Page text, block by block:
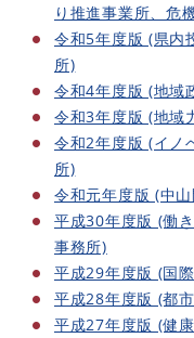
り推進事業所、危
令和5年度版 (県内
所)
令和4年度版 (地域
令和3年度版 (地域
令和2年度版 (イノ
所)
令和元年度版 (中
平成30年度版 (働
事務所)
平成29年度版 (国
平成28年度版 (都
平成27年度版 (健